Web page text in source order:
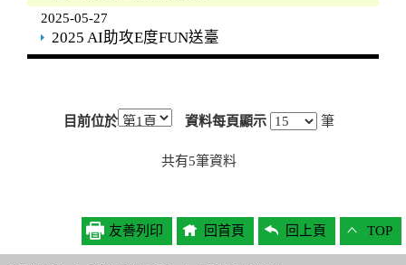
2025 AI助攻E度FUN送臺
2025-05-27
目前位於 資料每頁顯示 筆
共有5筆資料
友善列印 回首頁 回上頁 TOP